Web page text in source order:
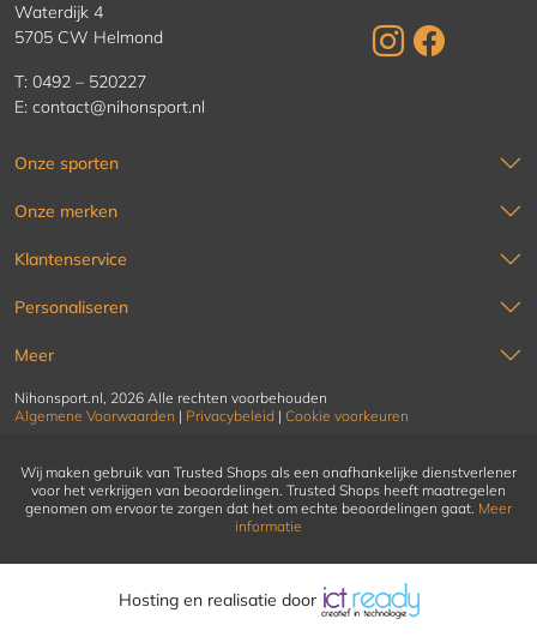
Waterdijk 4
5705 CW Helmond
T: 0492 – 520227
E: contact@nihonsport.nl
Onze sporten
Onze merken
Klantenservice
Personaliseren
Meer
Nihonsport.nl, 2026 Alle rechten voorbehouden
Algemene Voorwaarden | Privacybeleid | Cookie voorkeuren
Wij maken gebruik van Trusted Shops als een onafhankelijke dienstverlener
voor het verkrijgen van beoordelingen. Trusted Shops heeft maatregelen
genomen om ervoor te zorgen dat het om echte beoordelingen gaat. Meer
informatie
Hosting en realisatie door